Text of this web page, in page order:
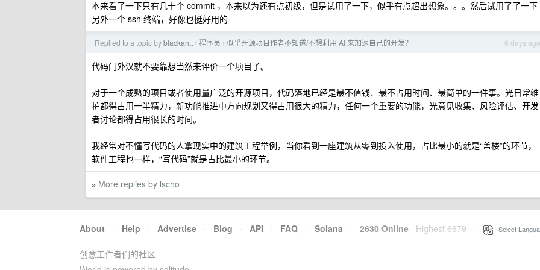
本来看了一下只有几十个 commit ，本来以为还有点初级，但是试用了一下，似乎有点超出想象。。。然后试用了了一下
另外一个 ssh 终端，好像也挺好用的
6 days ago
Replied to a topic byblackantt › 程序员 › 似乎开源项目作者不知道/不想利用 AI 来加速自己的开发？
代码门外汉就不要靠想当然来评价一个项目了。
对于一个成熟的项目或者使用量广泛的开源项目，代码落地已经是最不值钱、最不占用时间、最简单的一件事。光日常维
护都得占用一半精力，新功能推进中方向规划又得占用很大的精力，任何一个重要的功能，光意见收集、风险评估、开发
者讨论都得占用很长的时间。
我经常对不懂写代码的人拿现实中的建筑工程举例，当你看到一座建筑从零到投入使用，占比最小的就是“盖楼”的环节，
软件工程也一样，“写代码”就是占比最小的环节。
» More replies by lscho
About · Help · Advertise · Blog · API · FAQ · Solana · 2630 Online Highest 6679 Select
创意工作者们的社区